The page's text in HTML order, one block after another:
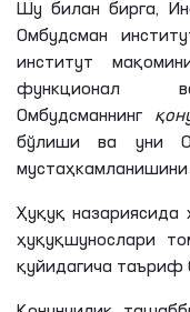
Шу билан бирга,
Омбудсман
институт
функционал
Омбудсманнинг
бўлиши ва уни
Ҳуқуқ
ҳуқуқшунослари
қуйидагича таъриф